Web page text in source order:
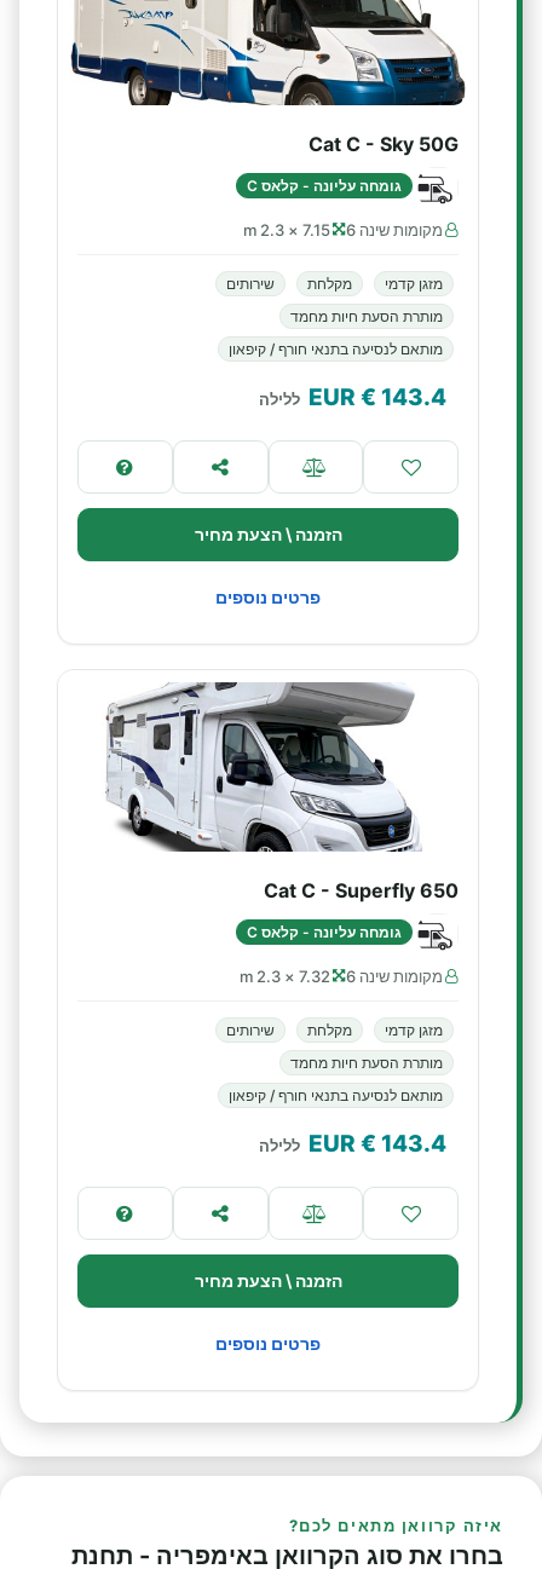
Cat C - Sky 50G
גומחה עליונה - קלאס C
מקומות שינה 6 7.15 × 2.3 m
מזגן קדמי מקלחת
שירותים
מותרת הסעת חיות מחמד
מותאם לנסיעה בתנאי חורף / קיפאון
143.4
€ EUR ללילה
הזמנה \ הצעת מחיר
פרטים נוספים
Cat C - Superfly 650
גומחה עליונה - קלאס C
מקומות שינה 6 7.32 × 2.3 m
מזגן קדמי מקלחת
שירותים
מותרת הסעת חיות מחמד
מותאם לנסיעה בתנאי חורף / קיפאון
143.4
€ EUR ללילה
הזמנה \ הצעת מחיר
פרטים נוספים
איזה קרוואן מתאים לכם?
בחרו את סוג הקרוואן באימפריה - תחנת